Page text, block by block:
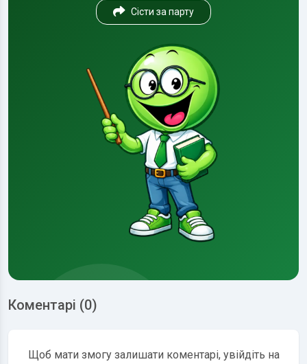
Сісти за парту
Коментарі (0)
Щоб мати змогу залишати коментарі, увійдіть на